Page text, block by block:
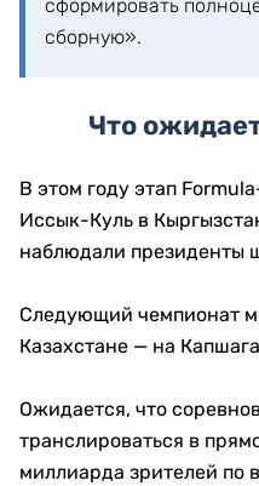
сформировать
сборную».
Что
В этом году этап
Иссык-Куль в
наблюдали президенты
Следующий чемпионат
Казахстане — на
Ожидается, что
транслироваться в
миллиарда зрителей по